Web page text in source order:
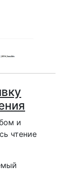
и
чтение